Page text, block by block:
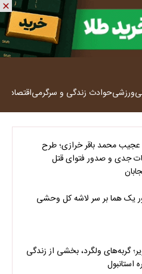
ورزشیحوادث زندگی و سرگرمیاقتصاد
عجیب محمد باقر خرازی؛ طرح
جدی و صدور فتوای قتل
یک هما بر سر لاشه‌ کل وحشی
گربه‌های ولگرد، بخشی از زندگی
استانبول